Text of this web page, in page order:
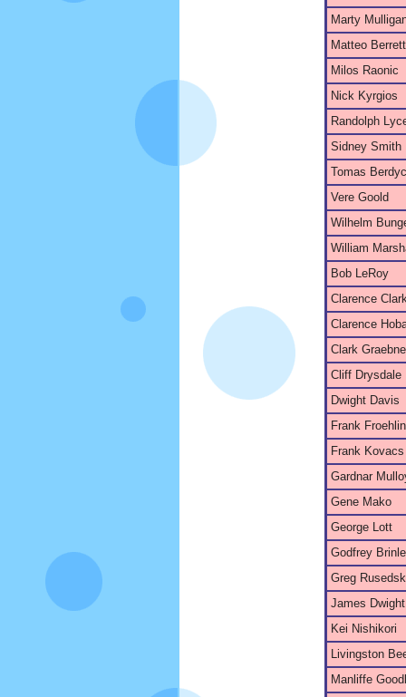
Marty
Matteo
Milos Raonic
Nick Kyrgios
Randolph
Sidney Smith
Tomas
Vere Goold
Wilhelm
William
Bob LeRoy
Clarence
Clarence
Clark
Cliff Drysdale
Dwight Davis
Frank
Frank Kovacs
Gardnar
Gene Mako
George Lott
Godfrey
Greg
James Dwight
Kei Nishikori
Livingston
Manliffe